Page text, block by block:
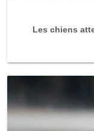
Les chiens